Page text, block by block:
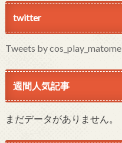
twitter
Tweets by cos_play_matome
週間人気記事
まだデータがありません。